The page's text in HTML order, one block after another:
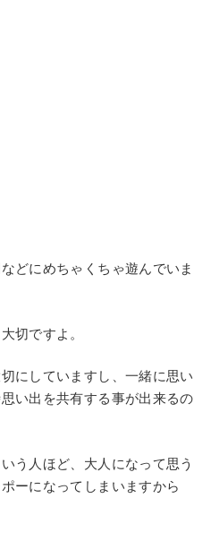
どにめちゃくちゃ遊んでいま
切ですよ。
にしていますし、一緒に思い
い出を共有する事が出来るの
う人ほど、大人になって思う
ーになってしまいますから